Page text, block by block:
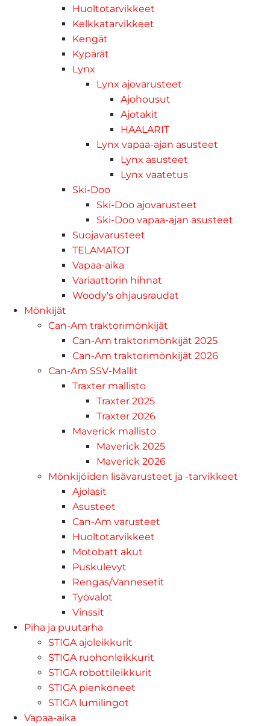
Huoltotarvikkeet
Kelkkatarvikkeet
Kengät
Kypärät
Lynx
Lynx ajovarusteet
Ajohousut
Ajotakit
HAALARIT
Lynx vapaa-ajan asusteet
Lynx asusteet
Lynx vaatetus
Ski-Doo
Ski-Doo ajovarusteet
Ski-Doo vapaa-ajan asusteet
Suojavarusteet
TELAMATOT
Vapaa-aika
Variaattorin hihnat
Woody's ohjausraudat
Mönkijät
Can-Am traktorimönkijät
Can-Am traktorimönkijät 2025
Can-Am traktorimönkijät 2026
Can-Am SSV-Mallit
Traxter mallisto
Traxter 2025
Traxter 2026
Maverick mallisto
Maverick 2025
Maverick 2026
Mönkijöiden lisävarusteet ja -tarvikkeet
Ajolasit
Asusteet
Can-Am varusteet
Huoltotarvikkeet
Motobatt akut
Puskulevyt
Rengas/Vannesetit
Työvalot
Vinssit
Piha ja puutarha
STIGA ajoleikkurit
STIGA ruohonleikkurit
STIGA robottileikkurit
STIGA pienkoneet
STIGA lumilingot
Vapaa-aika